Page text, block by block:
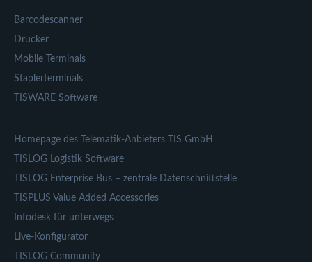
Barcodescanner
Drucker
Mobile Terminals
Staplerterminals
TISWARE Software
Homepage des Telematik-Anbieters TIS GmbH
TISLOG Logistik Software
TISLOG Enterprise Bus – zentrale Datenschnittstelle
TISPLUS Value Added Accessories
Infodesk für unterwegs
Live-Konfigurator
TISLOG Community